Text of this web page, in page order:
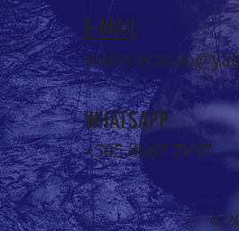
E-MAIL
WHATSAPP
+505 8687 7847
©